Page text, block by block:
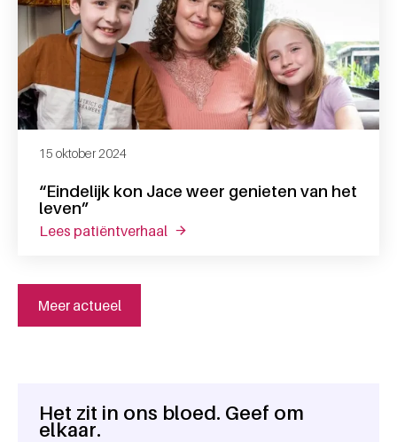
“Eindelijk kon Jace weer genieten van het
leven”
15 oktober 2024
lees patiëntverhaal over “eindelijk kon jace weer
Meer actueel
Algemene informatie
Het zit in ons bloed. Geef om
elkaar.